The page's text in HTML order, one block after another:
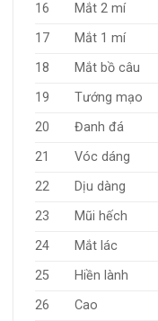
16
Mắt 2 mí
17
Mắt 1 mí
18
Mắt bồ câu
19
Tướng mạo
20
Đanh đá
21
Vóc dáng
22
Dịu dàng
23
Mũi hếch
24
Mắt lác
25
Hiền lành
26
Cao